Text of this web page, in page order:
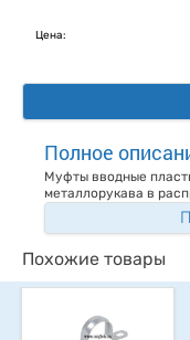
Цена:
Полное
Муфты вводные
металлорукава в
Похожие товары